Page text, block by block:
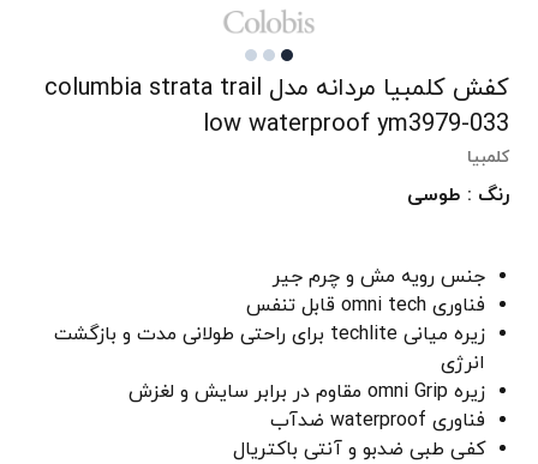
کفش کلمبیا مردانه مدل columbia strata trail
low waterproof ym3979-033
کلمبیا
رنگ : طوسی
جنس رویه مش و چرم جیر
فناوری omni tech قابل تنفس
زیره میانی techlite برای راحتی طولانی مدت و بازگشت
انرژی
زیره omni Grip مقاوم در برابر سایش و لغزش
فناوری waterproof ضدآب
کفی طبی ضدبو و آنتی باکتریال